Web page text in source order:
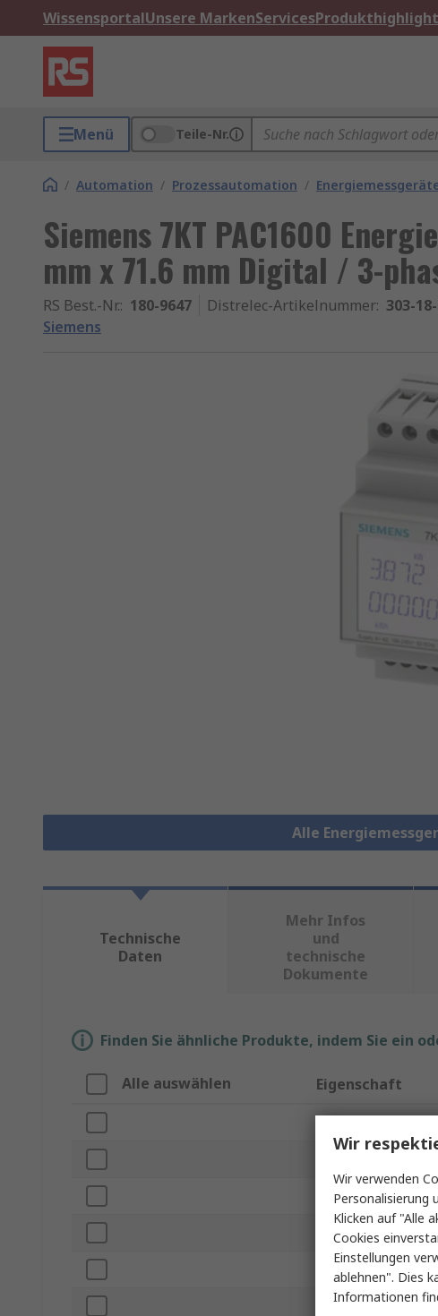
WissensportalUnsere MarkenServices
Menü Teile-Nr.
/ Automation / Prozessautomation /
Siemens 7KT PAC1600
mm x 71.6 mm Digital / 3-
RS Best.-Nr.: 180-9647 Distrelec-Artikelnummer: 303-
Siemens
Alle
Technische
Daten
Mehr Infos
und
technische
Dokumente
Finden Sie ähnliche Produkte, indem Sie ein
Alle auswählen Eigenschaft
Produkt Typ
Displaytyp
Ausschnitt Höhe
Ausschnitt Breite
Wir
Wir verwenden
Personalisierung
Klicken auf "Alle
Cookies
Einstellungen
ablehnen". Dies
Informationen